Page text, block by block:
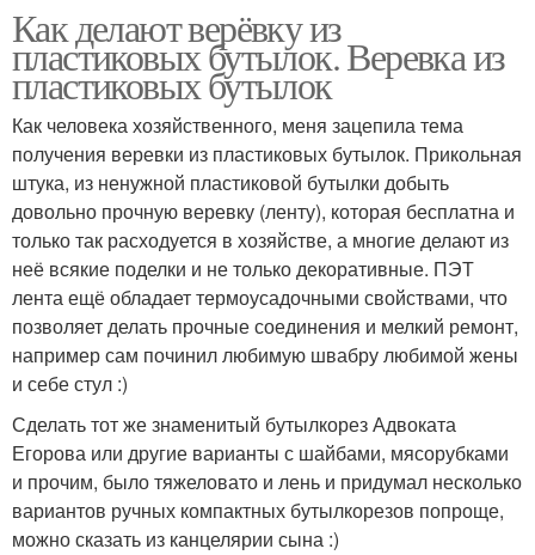
Как делают верёвку из
пластиковых бутылок. Веревка из
пластиковых бутылок
Как человека хозяйственного, меня зацепила тема
получения веревки из пластиковых бутылок. Прикольная
штука, из ненужной пластиковой бутылки добыть
довольно прочную веревку (ленту), которая бесплатна и
только так расходуется в хозяйстве, а многие делают из
неё всякие поделки и не только декоративные. ПЭТ
лента ещё обладает термоусадочными свойствами, что
позволяет делать прочные соединения и мелкий ремонт,
например сам починил любимую швабру любимой жены
и себе стул :)
Сделать тот же знаменитый бутылкорез Адвоката
Егорова или другие варианты с шайбами, мясорубками
и прочим, было тяжеловато и лень и придумал несколько
вариантов ручных компактных бутылкорезов попроще,
можно сказать из канцелярии сына :)